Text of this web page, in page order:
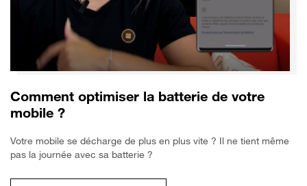
Comment optimiser la batterie de votre
mobile ?
Votre mobile se décharge de plus en plus vite ? Il ne tient même
pas la journée avec sa batterie ?